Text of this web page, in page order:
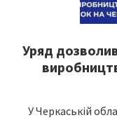
Уряд
У Черкаській